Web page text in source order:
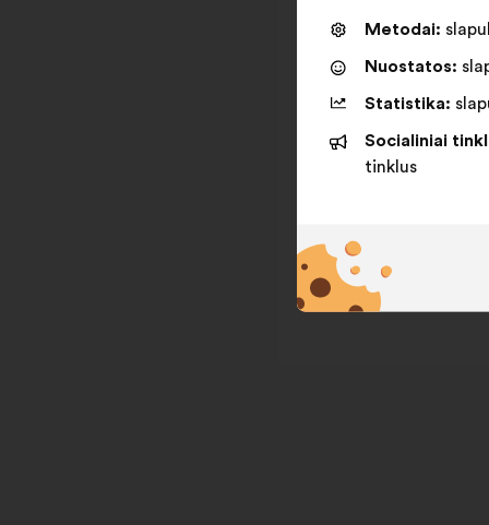
Metodai:
Nuostatos:
Statistika:
Socialiniai
tinklus